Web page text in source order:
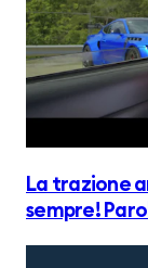
La trazione
sempre!